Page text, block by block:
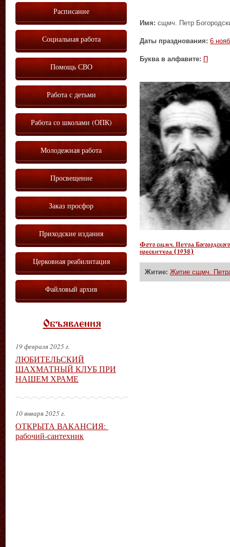
Имя: сщмч. Петр
Даты празднования: 6
Буква в алфавите: П
Фото сщмч. Петра Богородского
пресвитера (1938)
Житие: Житие сщмч.
Расписание
Социальная работа
Помощь СВО
Работа с детьми
Работа со школами (ОПК)
Молодежная работа
Просвещение
Заказ просфор
Приходские издания
Церковная реабилитация
Файловый архив
Объявления
19 февраля 2025 г.
ЛЮБИТЕЛЬСКИЙ
ШАХМАТНЫЙ КЛУБ ПРИ
НАШЕМ ХРАМЕ
10 января 2025 г.
ОТКРЫТА ВАКАНСИЯ:
рабочий-сантехник